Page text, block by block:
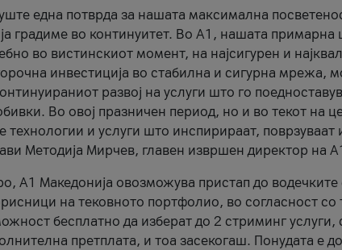
една потврда за нашата максимална
градиме во континуитет. Во А1, нашата примарна
во вистинскиот момент, на најсигурен и
инвестиција во стабилна и сигурна мрежа,
развој на услуги што го
Во овој празничен период, но и во текот на
технологии и услуги што инспирираат,
Методија Мирчев, главен извршен директор на
А1 Македонија овозможува пристап до водечките
на тековното портфолио, во согласност
бесплатно да изберат до 2 стриминг
претплата, и тоа засекогаш. Понудата е